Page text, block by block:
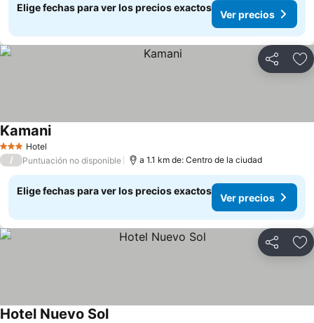
Elige fechas para ver los precios exactos
Ver precios
Compartir
3 Estrellas
Hotel
Kamani
/ Puntuación no disponible a 1.1 km de: Centro de la ciudad
Elige fechas para ver los precios exactos
Ver precios
Compartir
Hotel Nuevo Sol